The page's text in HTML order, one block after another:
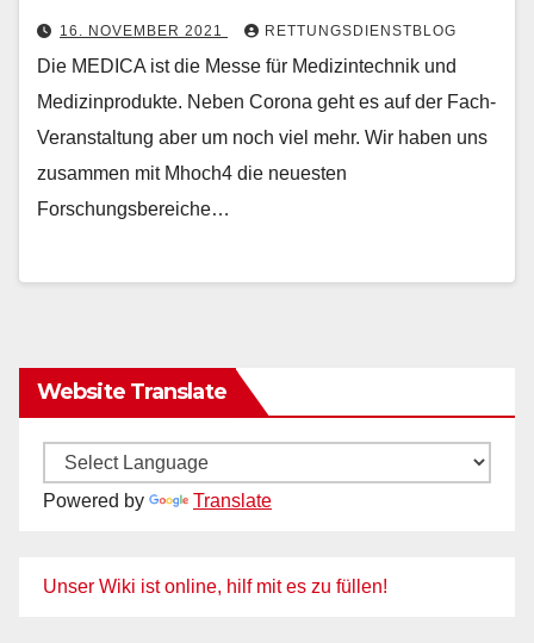
16. NOVEMBER 2021 RETTUNGSDIENSTBLOG
Die MEDICA ist die Messe für Medizintechnik und
Medizinprodukte. Neben Corona geht es auf der Fach-
Veranstaltung aber um noch viel mehr. Wir haben uns
zusammen mit Mhoch4 die neuesten
Forschungsbereiche…
Website Translate
Powered by Translate
Unser Wiki ist online, hilf mit es zu füllen!